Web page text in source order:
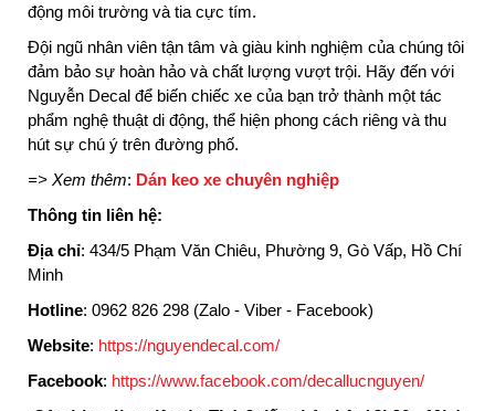
động môi trường và tia cực tím.
Đội ngũ nhân viên tận tâm và giàu kinh nghiệm của chúng tôi
đảm bảo sự hoàn hảo và chất lượng vượt trội. Hãy đến với
Nguyễn Decal để biến chiếc xe của bạn trở thành một tác
phẩm nghệ thuật di động, thể hiện phong cách riêng và thu
hút sự chú ý trên đường phố.
=> Xem thêm: Dán keo xe chuyên nghiệp
Thông tin liên hệ:
Địa chỉ: 434/5 Phạm Văn Chiêu, Phường 9, Gò Vấp, Hồ Chí
Minh
Hotline: 0962 826 298 (Zalo - Viber - Facebook)
Website: https://nguyendecal.com/
Facebook: https://www.facebook.com/decallucnguyen/